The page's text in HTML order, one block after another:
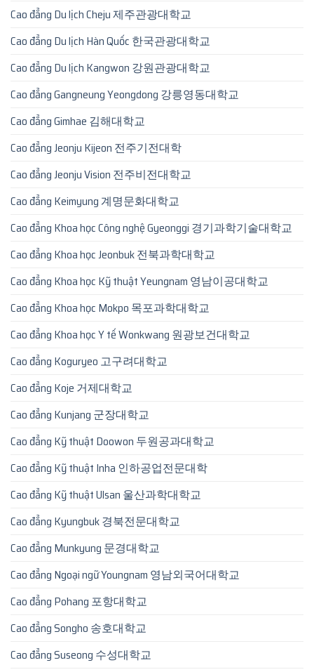
Cao đẳng Du lịch Cheju 제주관광대학교
Cao đẳng Du lịch Hàn Quốc 한국관광대학교
Cao đẳng Du lịch Kangwon 강원관광대학교
Cao đẳng Gangneung Yeongdong 강릉영동대학교
Cao đẳng Gimhae 김해대학교
Cao đẳng Jeonju Kijeon 전주기전대학
Cao đẳng Jeonju Vision 전주비전대학교
Cao đẳng Keimyung 계명문화대학교
Cao đẳng Khoa học Công nghệ Gyeonggi 경기과학기술대학교
Cao đẳng Khoa học Jeonbuk 전북과학대학교
Cao đẳng Khoa học Kỹ thuật Yeungnam 영남이공대학교
Cao đẳng Khoa học Mokpo 목포과학대학교
Cao đẳng Khoa học Y tế Wonkwang 원광보건대학교
Cao đẳng Koguryeo 고구려대학교
Cao đẳng Koje 거제대학교
Cao đẳng Kunjang 군장대학교
Cao đẳng Kỹ thuật Doowon 두원공과대학교
Cao đẳng Kỹ thuật Inha 인하공업전문대학
Cao đẳng Kỹ thuật Ulsan 울산과학대학교
Cao đẳng Kyungbuk 경북전문대학교
Cao đẳng Munkyung 문경대학교
Cao đẳng Ngoại ngữ Youngnam 영남외국어대학교
Cao đẳng Pohang 포항대학교
Cao đẳng Songho 송호대학교
Cao đẳng Suseong 수성대학교